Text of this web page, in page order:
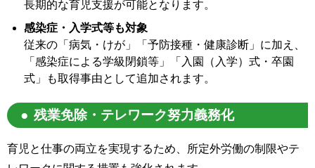
長期的な育児支援が可能となります。
感染症・入学式等も対象
従来の「病気・けが」「予防接種・健康診断」に加え、
「感染症による学級閉鎖等」「入園（入学）式・卒園
式」も取得事由として追加されます。
残業免除・テレワーク努力義務化
育児と仕事の両立を実現するため、所定外労働の制限やテ